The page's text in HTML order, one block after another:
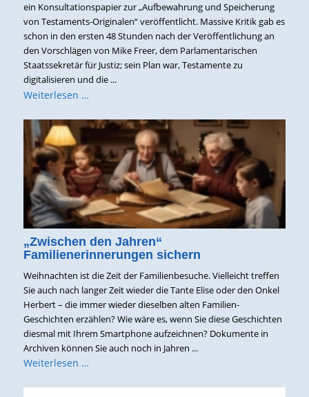
ein Konsultationspapier zur „Aufbewahrung und Speicherung
von Testaments-Originalen“ veröffentlicht. Massive Kritik gab es
schon in den ersten 48 Stunden nach der Veröffentlichung an
den Vorschlägen von Mike Freer, dem Parlamentarischen
Staatssekretär für Justiz; sein Plan war, Testamente zu
digitalisieren und die ...
Weiterlesen …
„Zwischen den Jahren“
Familienerinnerungen sichern
Weihnachten ist die Zeit der Familienbesuche. Vielleicht treffen
Sie auch nach langer Zeit wieder die Tante Elise oder den Onkel
Herbert – die immer wieder dieselben alten Familien-
Geschichten erzählen? Wie wäre es, wenn Sie diese Geschichten
diesmal mit Ihrem Smartphone aufzeichnen? Dokumente in
Archiven können Sie auch noch in Jahren ...
Weiterlesen …